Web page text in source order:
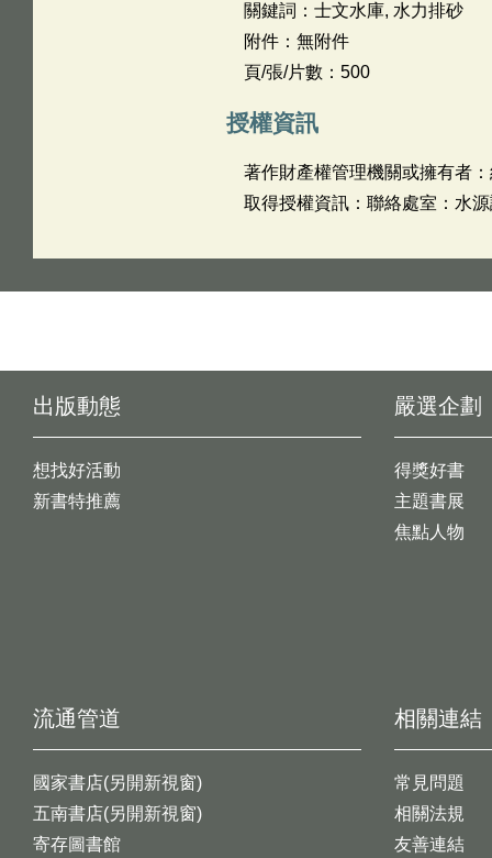
關鍵詞：士文水庫, 水力排砂
附件：無附件
頁/張/片數：500
授權資訊
著作財產權管理機關或擁有者
取得授權資訊：聯絡處室：水
出版動態
想找好活動
新書特推薦
嚴選企劃
得獎好書
主題書展
焦點人物
流通管道
國家書店(另開新視窗)
五南書店(另開新視窗)
寄存圖書館
相關連結
常見問題
相關法規
友善連結